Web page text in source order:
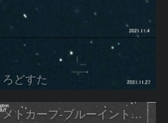
ろどすた
メトカーフ-ブルーイントン彗星(97P)：2021/11/05